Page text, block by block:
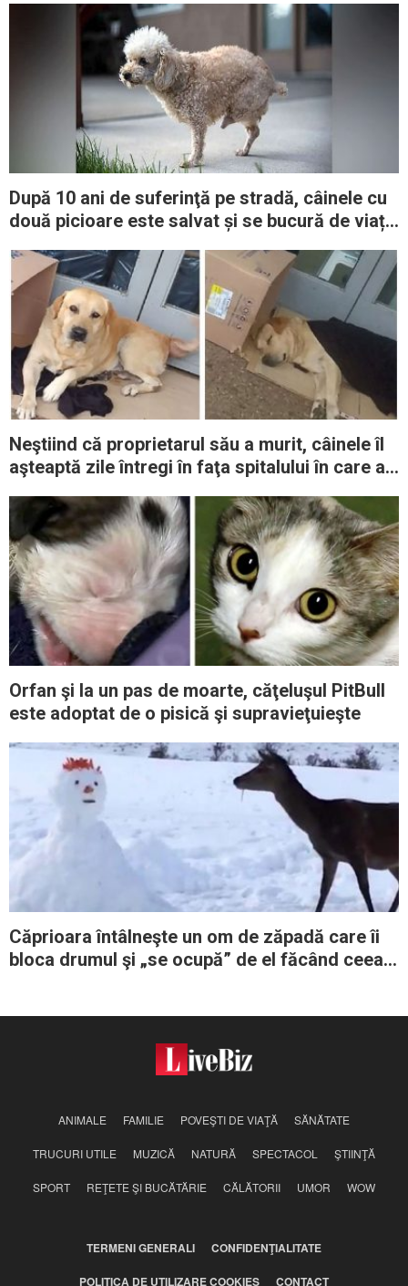
După 10 ani de suferinţă pe stradă, câinele cu
două picioare este salvat și se bucură de viața
Neştiind că proprietarul său a murit, câinele îl
aşteaptă zile întregi în faţa spitalului în care a
Orfan şi la un pas de moarte, căţeluşul PitBull
este adoptat de o pisică şi supravieţuieşte
Căprioara întâlneşte un om de zăpadă care îi
bloca drumul şi „se ocupă” de el făcând ceea
ANIMALE FAMILIE POVEŞTI DE VIAŢĂ SĂNĂTATE
TRUCURI UTILE MUZICĂ NATURĂ SPECTACOL ŞTIINŢĂ
SPORT REŢETE ŞI BUCĂTĂRIE CĂLĂTORII UMOR WOW
TERMENI GENERALI CONFIDENŢIALITATE
POLITICA DE UTILIZARE COOKIES CONTACT